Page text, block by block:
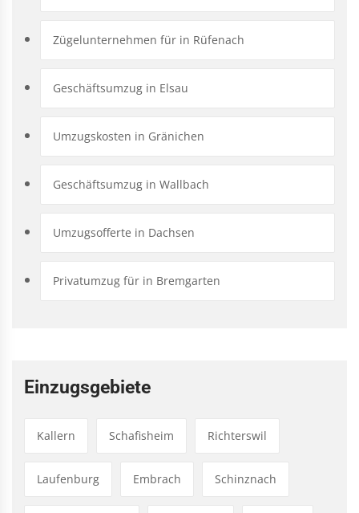
Zügelunternehmen für in Rüfenach
Geschäftsumzug in Elsau
Umzugskosten in Gränichen
Geschäftsumzug in Wallbach
Umzugsofferte in Dachsen
Privatumzug für in Bremgarten
Einzugsgebiete
Kallern Schafisheim Richterswil
Laufenburg Embrach Schinznach